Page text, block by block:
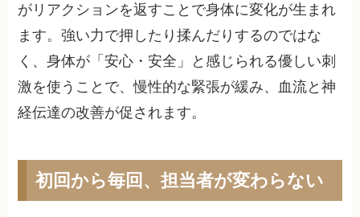
がリアクションを返すことで身体に変化が生まれ
ます。強い力で押したり揉んだりするのではな
く、身体が「安心・安全」と感じられる優しい刺
激を使うことで、慢性的な緊張が緩み、血流と神
経伝達の改善が促されます。
初回から毎回、担当者が変わらない